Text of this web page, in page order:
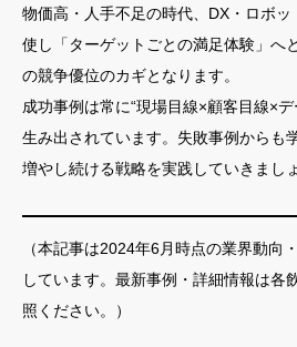
物価高・人手不足の時代、DX・ロボ
使し「ターゲットごとの満足体験」へ
の競争優位のカギとなります。
成功事例は常に“現場目線×顧客目線×
生み出されています。失敗事例からも
増やし続ける戦略を実践していきましょ
（本記事は2024年6月時点の業界動向
しています。最新事例・詳細情報は各
照ください。）